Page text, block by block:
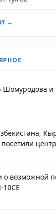
→
и
возможной
10CE